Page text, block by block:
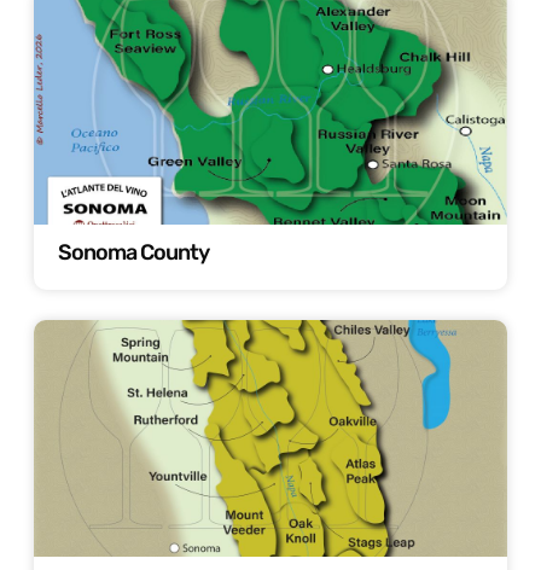
Sonoma County